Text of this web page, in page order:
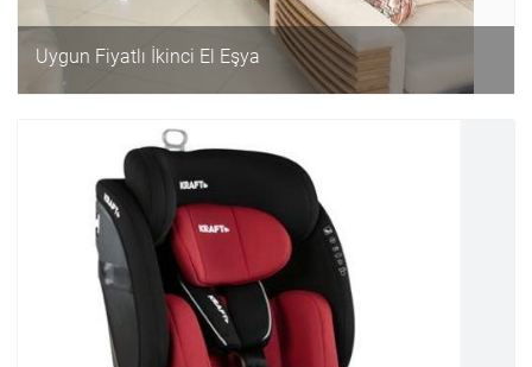
Uygun Fiyatlı İkinci El Eşya